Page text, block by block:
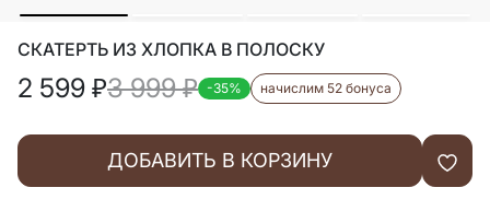
СКАТЕРТЬ ИЗ ХЛОПКА В ПОЛОСКУ
2 599 ₽3 999₽ -35% начислим 52 бонуса
ДОБАВИТЬ В КОРЗИНУ